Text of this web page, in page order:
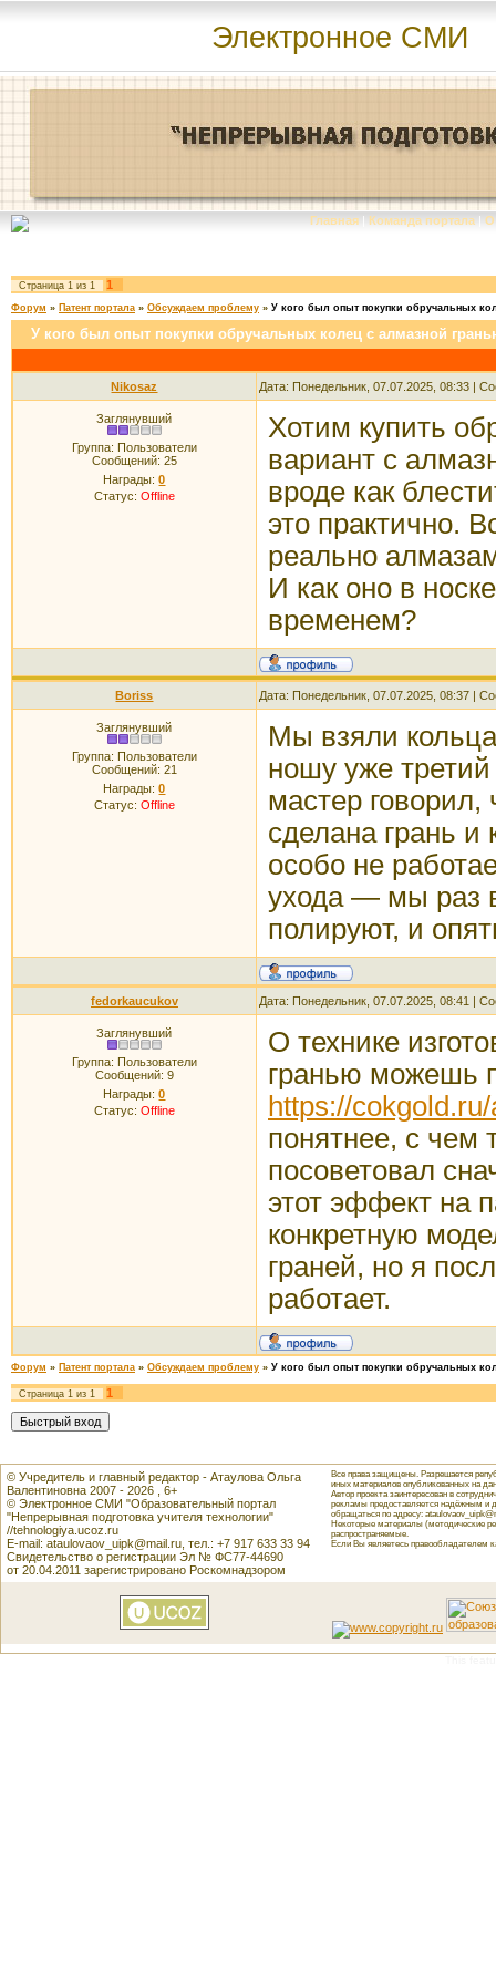
Электронное СМИ
Главная | Команда портала | О
Страница 1 из 1 1
Форум » Патент портала » Обсуждаем проблему » У кого был опыт покупки обручальных
У кого был опыт покупки обручальных колец с алмазной
Nikosaz Дата: Понедельник, 07.07.2025, 08:33 |
Заглянувший
Группа: Пользователи
Сообщений: 25
Награды:0
Статус: Offline
Хотим купить
вариант с
вроде как
это практично.
реально
И как оно в
временем?
Boriss Дата: Понедельник, 07.07.2025, 08:37 |
Заглянувший
Группа: Пользователи
Сообщений: 21
Награды:0
Статус: Offline
Мы взяли
ношу уже
мастер говорил,
сделана грань
особо не
ухода — мы раз
полируют, и
fedorkaucukov Дата: Понедельник, 07.07.2025, 08:41 |
Заглянувший
Группа: Пользователи
Сообщений: 9
Награды:0
Статус: Offline
О технике
гранью можешь
https://
понятнее, с
посоветовал
этот эффект на
конкретную
граней, но я
работает.
Форум » Патент портала » Обсуждаем проблему » У кого был опыт покупки обручальных
Страница 1 из 1 1
© Учредитель и главный редактор - Атаулова Ольга
Валентиновна 2007 - 2026 , 6+
© Электронное СМИ "Образовательный портал
"Непрерывная подготовка учителя технологии"
//tehnologiya.ucoz.ru
E-mail: ataulovaov_uipk@mail.ru, тел.: +7 917 633 33 94
Свидетельство о регистрации Эл № ФС77-44690
от 20.04.2011 зарегистрировано Роскомнадзором
Все права защищены. Разрешается
иных материалов опубликованных на
Автор проекта заинтересован в
рекламы предоставляется надёжным и
обращаться по адресу:
Некоторые материалы (методические
распространяемые.
Если Вы являетесь правообладателем